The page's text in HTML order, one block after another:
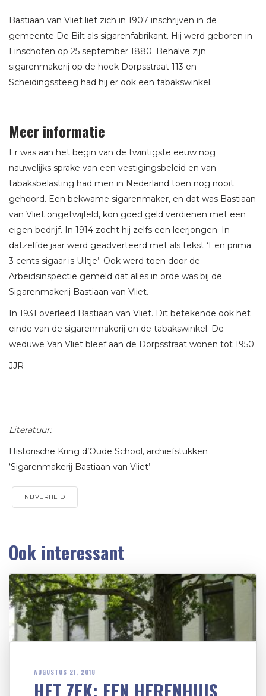
Bastiaan van Vliet liet zich in 1907 inschrijven in de
gemeente De Bilt als sigarenfabrikant. Hij werd geboren in
Linschoten op 25 september 1880. Behalve zijn
sigarenmakerij op de hoek Dorpsstraat 113 en
Scheidingssteeg had hij er ook een tabakswinkel.
Meer informatie
Er was aan het begin van de twintigste eeuw nog
nauwelijks sprake van een vestigingsbeleid en van
tabaksbelasting had men in Nederland toen nog nooit
gehoord. Een bekwame sigarenmaker, en dat was Bastiaan
van Vliet ongetwijfeld, kon goed geld verdienen met een
eigen bedrijf. In 1914 zocht hij zelfs een leerjongen. In
datzelfde jaar werd geadverteerd met als tekst ‘Een prima
3 cents sigaar is Uiltje’. Ook werd toen door de
Arbeidsinspectie gemeld dat alles in orde was bij de
Sigarenmakerij Bastiaan van Vliet.
In 1931 overleed Bastiaan van Vliet. Dit betekende ook het
einde van de sigarenmakerij en de tabakswinkel. De
weduwe Van Vliet bleef aan de Dorpsstraat wonen tot 1950.
JJR
Literatuur:
Historische Kring d’Oude School, archiefstukken
‘Sigarenmakerij Bastiaan van Vliet’
NIJVERHEID
Ook interessant
AUGUSTUS 21, 2018